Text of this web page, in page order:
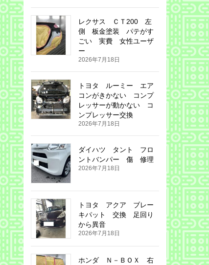
レクサス ＣＴ200 左
側 板金塗装 パテがす
ごい 実費 女性ユーザ
ー
2026年7月18日
トヨタ ルーミー エア
コンがきかない コンプ
レッサーが動かない コ
ンプレッサー交換
2026年7月18日
ダイハツ タント フロ
ントバンパー 傷 修理
2026年7月18日
トヨタ アクア ブレー
キパット 交換 足回り
から異音
2026年7月18日
ホンダ Ｎ－ＢＯＸ 右